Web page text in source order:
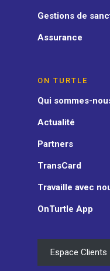
Gestions de
Assurance
ON TURTLE
Qui sommes-
Actualité
Partners
TransCard
Travaille avec
OnTurtle App
Espace Clients